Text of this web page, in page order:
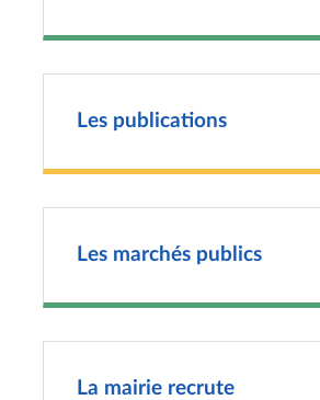
Les publications
Les marchés publics
La mairie recrute